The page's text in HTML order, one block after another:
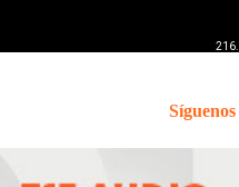
Síguenos